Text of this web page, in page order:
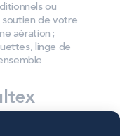
ou
soutien de votre
aération ;
linge de